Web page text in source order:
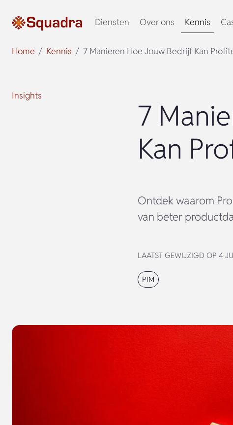
Diensten Over ons Kennis
Home Kennis 7 Manieren Hoe Jouw Bedrijf Kan
Insights
7
Kan
Ontdek waarom
van beter
LAATST GEWIJZIGD OP 4
PIM